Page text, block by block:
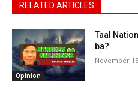
RELATED ARTICLES
Opinion
Taal
ba?
November